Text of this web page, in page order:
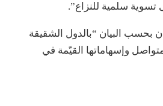
تسوية سلمية للنزاع”.
بحسب البيان “بالدول الشقيقة
وإسهاماتها القيّمة في